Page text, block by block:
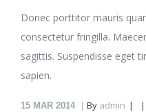
Donec porttitor mauris
consectetur fringilla.
sagittis. Suspendisse eget
sapien.
15 MAR 2014 By admin